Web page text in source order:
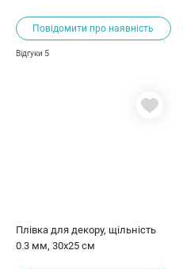
Повідомити про наявність
Відгуки 5
Плівка для декору, щільність
0.3 мм, 30х25 см